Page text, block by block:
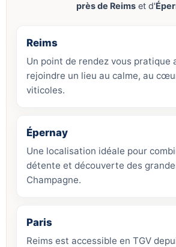
près de Reims et d'
Reims
Un point de rendez vous pratique
rejoindre un lieu au calme, au
viticoles.
Épernay
Une localisation idéale pour
détente et découverte des
Champagne.
Paris
Reims est accessible en TGV